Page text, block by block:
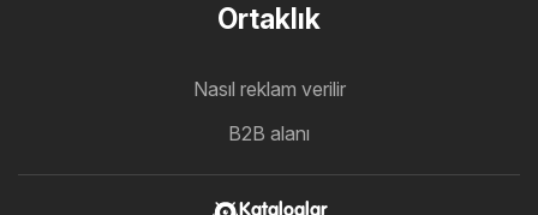
Ortaklık
Nasıl reklam verilir
B2B alanı
Kataloglar